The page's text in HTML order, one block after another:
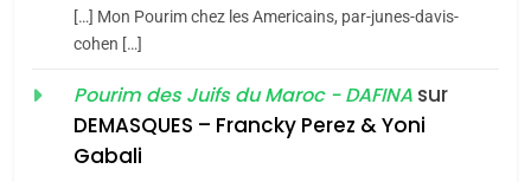
du terroir
Oeil ravageur – Vanessa
De Loya Stauber
[…] Mon Pourim chez les Americains, par-junes-davis-
cohen […]
Pourim des Juifs du Maroc - DAFINA sur
DEMASQUES – Francky Perez & Yoni
Gabali